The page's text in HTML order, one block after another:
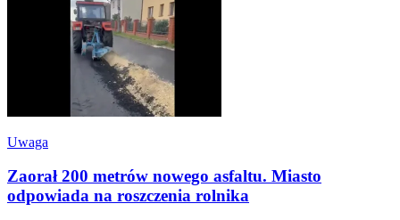
Uwaga
Zaorał 200 metrów nowego asfaltu. Miasto
odpowiada na roszczenia rolnika